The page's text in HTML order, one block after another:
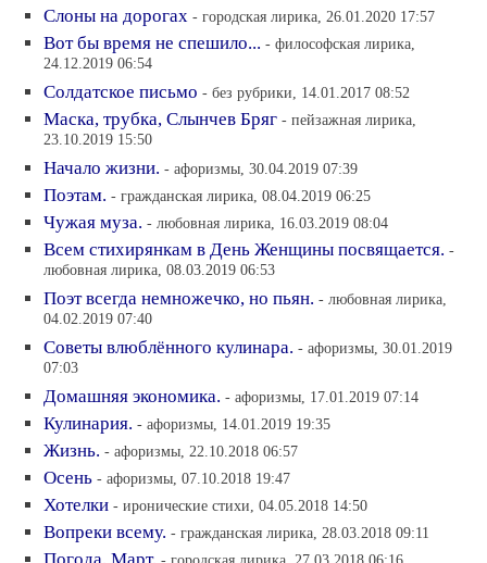
Слоны на дорогах - городская лирика, 26.01.2020 17:57
Вот бы время не спешило... - философская лирика,
24.12.2019 06:54
Солдатское письмо - без рубрики, 14.01.2017 08:52
Маска, трубка, Слынчев Бряг - пейзажная лирика,
23.10.2019 15:50
Начало жизни. - афоризмы, 30.04.2019 07:39
Поэтам. - гражданская лирика, 08.04.2019 06:25
Чужая муза. - любовная лирика, 16.03.2019 08:04
Всем стихирянкам в День Женщины посвящается. -
любовная лирика, 08.03.2019 06:53
Поэт всегда немножечко, но пьян. - любовная лирика,
04.02.2019 07:40
Советы влюблённого кулинара. - афоризмы, 30.01.2019
07:03
Домашняя экономика. - афоризмы, 17.01.2019 07:14
Кулинария. - афоризмы, 14.01.2019 19:35
Жизнь. - афоризмы, 22.10.2018 06:57
Осень - афоризмы, 07.10.2018 19:47
Хотелки - иронические стихи, 04.05.2018 14:50
Вопреки всему. - гражданская лирика, 28.03.2018 09:11